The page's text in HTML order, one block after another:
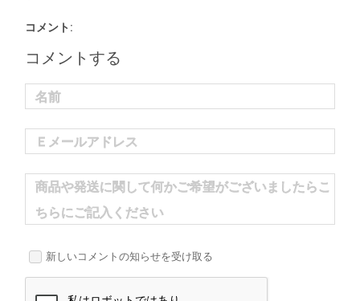
コメント:
コメントする
名前
Ｅメールアドレス
商品や発送に関して何かご希望がございましたらこ
ちらにご記入ください
新しいコメントの知らせを受け取る